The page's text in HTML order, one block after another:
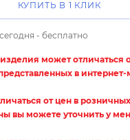
КУПИТЬ В 1 КЛИК
- бесплатно
может отличаться
в интернет-
от цен в
вы можете уточнить у